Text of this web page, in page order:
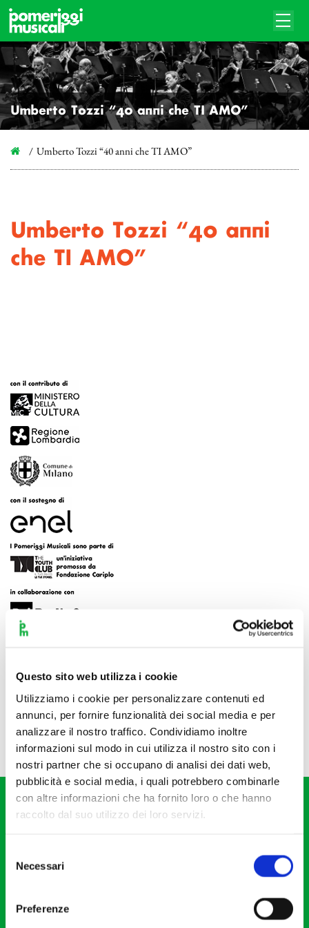
Questo sito web utilizza i cookie
Utilizziamo i cookie per personalizzare contenuti ed
annunci, per fornire funzionalità dei social media e per
analizzare il nostro traffico. Condividiamo inoltre
informazioni sul modo in cui utilizza il nostro sito con i
nostri partner che si occupano di analisi dei dati web,
pubblicità e social media, i quali potrebbero combinarle
con altre informazioni che ha fornito loro o che hanno
raccolto dal suo utilizzo dei loro servizi.
delNecessari
Preferenze
Umberto Tozzi “40 anni che TI AMO”
Umberto Tozzi “40 anni che TI AMO”
Umberto Tozzi “40 anni
che TI AMO”
20121 Milano